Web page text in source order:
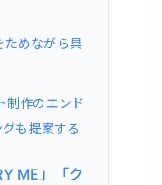
ためながら具
制作のエンド
も提案する
ME」「ク